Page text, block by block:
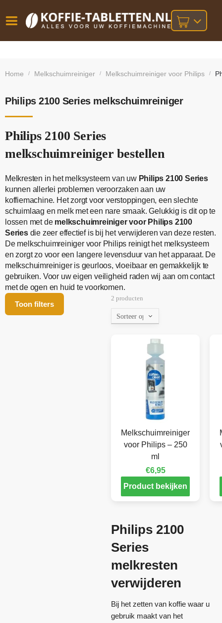
besteld,
bij orders
Home / Melkschuimreiniger / Melkschuimreiniger voor Philips /
Philips 2100 Series melkschuimreiniger
Philips 2100 Series
melkschuimreiniger bestellen
Melkresten in het melksysteem van uw Philips 2100 Series
kunnen allerlei problemen veroorzaken aan uw
koffiemachine. Het zorgt voor verstoppingen, een slechte
schuimlaag en melk met een nare smaak. Gelukkig is dit op te
lossen met de melkschuimreiniger voor Philips 2100
Seriesdie zeer effectief is bij het verwijderen van deze resten.
De melkschuimreiniger voor Philips reinigt het melksysteem
en zorgt zo voor een langere levensduur van het apparaat. De
melkschuimreiniger is geurloos, vloeibaar en gemakkelijk te
gebruiken. Voor uw eigen veiligheid raden wij aan om contact
met de ogen en huid te voorkomen.
Toon filters
2 producten
Melkschuimreiniger
voor Philips – 250
ml
€6,95
Product bekijken
Philips 2100
Series
melkresten
verwijderen
Bij het zetten van koffie waar u
gebruik maakt van het